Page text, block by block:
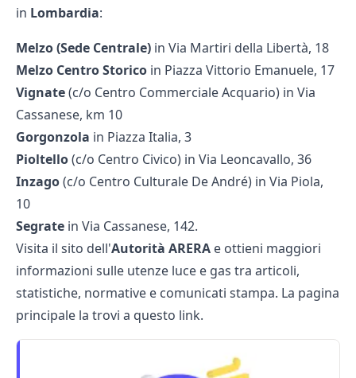
in Lombardia:
Melzo (Sede Centrale) in Via Martiri della Libertà, 18
Melzo Centro Storico in Piazza Vittorio Emanuele, 17
Vignate(c/o Centro Commerciale Acquario) in Via
Cassanese, km 10
Gorgonzola in Piazza Italia, 3
Pioltello(c/o Centro Civico) in Via Leoncavallo, 36
Inzago(c/o Centro Culturale De André) in Via Piola,
10
Segrate in Via Cassanese, 142.
Visita il sito dell'Autorità ARERA e ottieni maggiori
informazioni sulle utenze luce e gas tra articoli,
statistiche, normative e comunicati stampa. La pagina
principale la trovi a questo link.